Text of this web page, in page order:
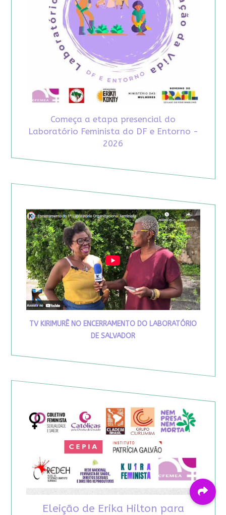
Começa a etapa presencial do
Laboratório Feminista do DF e Entorno -
2026
TV KIRIMURÊ NO ENCERRAMENTO DO LABORATÓRIO
DE SALVADOR
Eleição de Erika Hilton para